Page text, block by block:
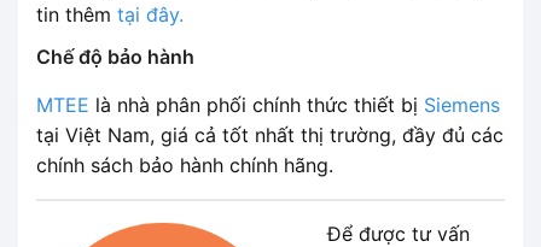
tin thêm tại đây.
Chế độ bảo hành
MTEE là nhà phân phối chính thức thiết bị Siemens
tại Việt Nam, giá cả tốt nhất thị trường, đầy đủ các
chính sách bảo hành chính hãng.
Để được tư vấn